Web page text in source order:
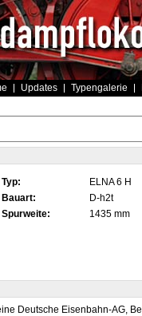
Updates Typengalerie
Typ: ELNA 6 H
Bauart: D-h2t
Spurweite: 1435 mm
Deutsche Eisenbahn-AG,